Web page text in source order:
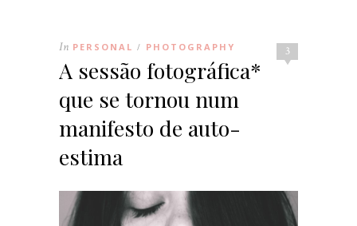
3
In PERSONAL / PHOTOGRAPHY
A sessão fotográfica*
que se tornou num
manifesto de auto-
estima